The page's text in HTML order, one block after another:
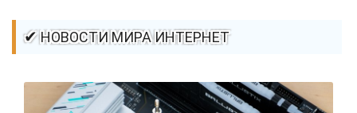
✔ НОВОСТИ МИРА ИНТЕРНЕТ